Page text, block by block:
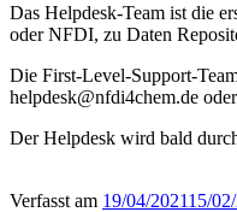
Das Helpdesk-Team ist die
oder NFDI, zu Daten
Die First-Level-Support-
helpdesk@nfdi4chem.de
Der Helpdesk wird bald
Verfasst am 19/04/202115/